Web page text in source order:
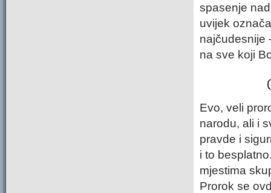
spasenje
uvijek
najčudesnije
na sve koji
Evo, veli
narodu, ali i
pravde i
i to
mjestima
Prorok se